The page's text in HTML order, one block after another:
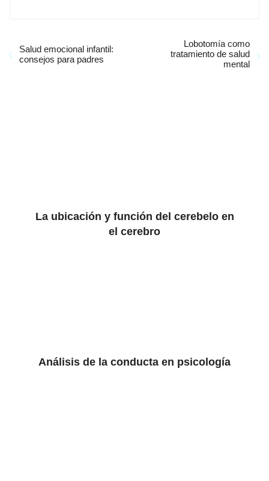
Salud emocional infantil:
consejos para padres
Lobotomía como
tratamiento de salud
mental
La ubicación y función del cerebelo en
el cerebro
Análisis de la conducta en psicología